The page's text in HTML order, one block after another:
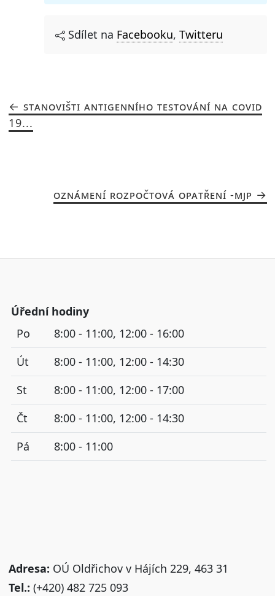
Sdílet na Facebooku, Twitteru
STANOVIŠTI ANTIGENNÍHO TESTOVÁNÍ NA COVID
19...
OZNÁMENÍ ROZPOČTOVÁ OPATŘENÍ -MJP
Úřední hodiny
Po
8:00 - 11:00, 12:00 - 16:00
Út
8:00 - 11:00, 12:00 - 14:30
St
8:00 - 11:00, 12:00 - 17:00
Čt
8:00 - 11:00, 12:00 - 14:30
Pá
8:00 - 11:00
Adresa: OÚ Oldřichov v Hájích 229, 463 31
Tel.: (+420) 482 725 093